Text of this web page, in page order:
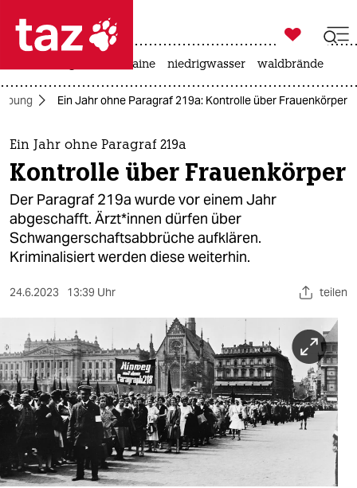
 taz zahl ich
taz zahl ich
themen
politik
öko
gesellschaft
kultur
sport
berlin
nord
wahrheit
verlag

taz zahl ich
krieg in der ukraine niedrigwasser waldbrände
Ein Jahr ohne Paragraf 219a: Kontrolle über Frauenkörper
Ein Jahr ohne Paragraf 219a
Kontrolle über Frauenkörper
Der Paragraf 219a wurde vor einem Jahr
abgeschafft. Ärz­t*in­nen dürfen über
Schwangerschaftsabbrüche aufklären.
Kriminalisiert werden diese weiterhin.
24.6.2023 13:39 Uhr teilen